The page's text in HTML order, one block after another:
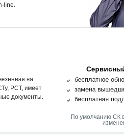
line.
на
РСТ, имеет
документы.
бесплатное
замена
бесплатная
По умолчанию СК